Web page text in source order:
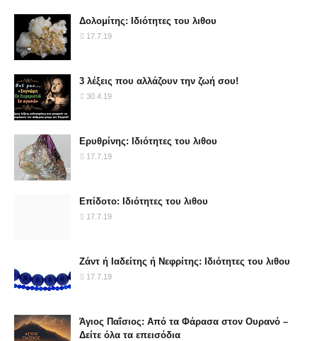
Δολομίτης: Ιδιότητες του λιθου
17.7.19
3 λέξεις που αλλάζουν την ζωή σου!
30.4.19
Ερυθρίνης: Ιδιότητες του λιθου
17.7.19
Επίδοτο: Ιδιότητες του λιθου
17.7.19
Ζάντ ή Ιαδείτης ή Νεφρίτης: Ιδιότητες του λιθου
17.7.19
Άγιος Παΐσιος: Από τα Φάρασα στον Ουρανό –
Δείτε όλα τα επεισόδια